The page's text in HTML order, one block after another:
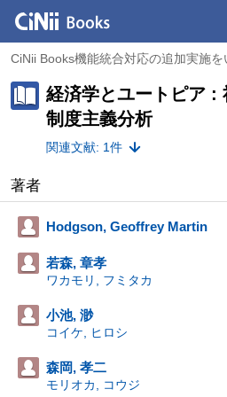
CiNii Books機能統合対応の追加実施を
経済学とユートピア :
制度主義分析
関連文献: 1件
著者
Hodgson, Geoffrey Martin
若森, 章孝
ワカモリ, フミタカ
小池, 渺
コイケ, ヒロシ
森岡, 孝二
モリオカ, コウジ